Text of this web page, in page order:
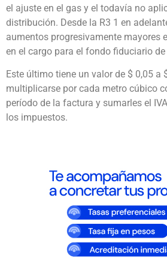
el ajuste en el gas y el todavía no
distribución. Desde la R3 1 en
aumentos progresivamente mayores
en el cargo para el fondo fiduciario
Este último tiene un valor de $ 0,05 a
multiplicarse por cada metro cúbico
período de la factura y sumarles el
los impuestos.